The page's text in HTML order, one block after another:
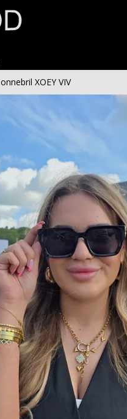
Zonnebril XOEY VIV